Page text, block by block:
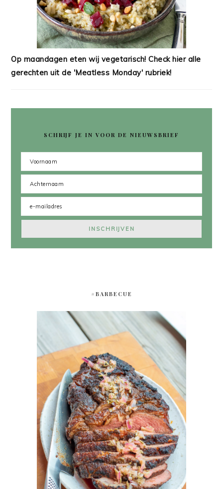
Op maandagen eten wij vegetarisch! Check hier alle
gerechten uit de 'Meatless Monday' rubriek!
SCHRIJF JE IN VOOR DE NIEUWSBRIEF
#BARBECUE